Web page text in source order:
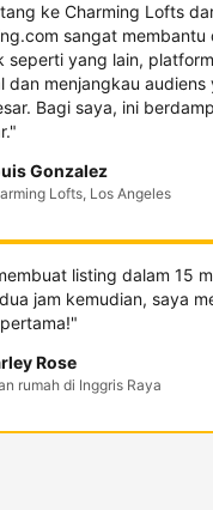
ke Charming Lofts
sangat membantu
seperti yang lain,
dan menjangkau audiens
Bagi saya, ini
Gonzalez
Lofts, Los Angeles
listing dalam 15
jam kemudian, saya
Rose
rumah di Inggris Raya